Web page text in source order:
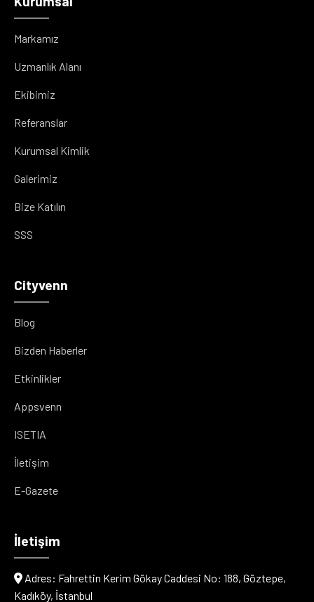
Markamız
Uzmanlık Alanı
Ekibimiz
Referanslar
Kurumsal Kimlik
Galerimiz
Bize Katılın
SSS
Cityvenn
Blog
Bizden Haberler
Etkinlikler
Appsvenn
ISETIA
İletişim
E-Gazete
İletişim
Adres: Fahrettin Kerim Gökay Caddesi No: 188, Göztepe,
Kadıköy, İstanbul